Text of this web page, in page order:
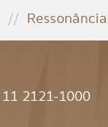
//
11 2121-1000